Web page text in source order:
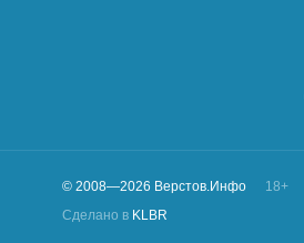
© 2008—2026 Верстов.Инфо
18+
Сделано в KLBR